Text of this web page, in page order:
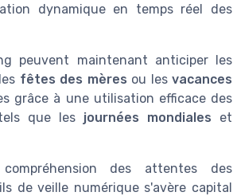
dynamique en temps réel des
peuvent maintenant anticiper les
fêtes des mères ou lesvacances
grâce à une utilisation efficace des
que les journées mondiales et
des attentes des
de veille numérique s'avère capital